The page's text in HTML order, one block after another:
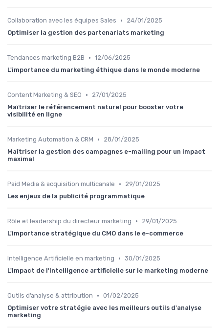
Collaboration avec les équipes Sales •
24/01/2025
Optimiser la gestion des partenariats marketing
Tendances marketing B2B • 12/06/2025
L'importance du marketing éthique dans le monde moderne
Content Marketing & SEO •
27/01/2025
Maîtriser le référencement naturel pour booster votre
visibilité en ligne
Marketing Automation & CRM •
28/01/2025
Maîtriser la gestion des campagnes e-mailing pour un impact
maximal
Paid Media & acquisition multicanale •
29/01/2025
Les enjeux de la publicité programmatique
Rôle et leadership du directeur marketing •
29/01/2025
L'importance stratégique du CMO dans le e-commerce
Intelligence Artificielle en marketing • 30/01/2025
L'impact de l'intelligence artificielle sur le marketing moderne
Outils d’analyse & attribution • 01/02/2025
Optimiser votre stratégie avec les meilleurs outils d'analyse
marketing